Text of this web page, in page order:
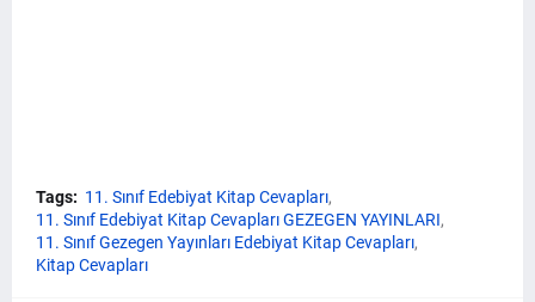
Tags: 11. Sınıf Edebiyat Kitap Cevapları
11. Sınıf Edebiyat Kitap Cevapları GEZEGEN YAYINLARI
11. Sınıf Gezegen Yayınları Edebiyat Kitap Cevapları
Kitap Cevapları